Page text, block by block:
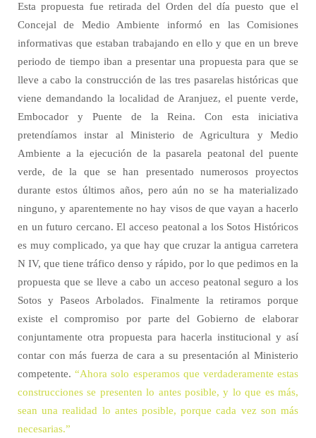
Esta propuesta fue retirada del Orden del día puesto que el
Concejal de Medio Ambiente informó en las Comisiones
informativas que estaban trabajando en ello y que en un breve
periodo de tiempo iban a presentar una propuesta para que se
lleve a cabo la construcción de las tres pasarelas históricas que
viene demandando la localidad de Aranjuez, el puente verde,
Embocador y Puente de la Reina. Con esta iniciativa
pretendíamos instar al Ministerio de Agricultura y Medio
Ambiente a la ejecución de la pasarela peatonal del puente
verde, de la que se han presentado numerosos proyectos
durante estos últimos años, pero aún no se ha materializado
ninguno, y aparentemente no hay visos de que vayan a hacerlo
en un futuro cercano. El acceso peatonal a los Sotos Históricos
es muy complicado, ya que hay que cruzar la antigua carretera
N IV, que tiene tráfico denso y rápido, por lo que pedimos en la
propuesta que se lleve a cabo un acceso peatonal seguro a los
Sotos y Paseos Arbolados. Finalmente la retiramos porque
existe el compromiso por parte del Gobierno de elaborar
conjuntamente otra propuesta para hacerla institucional y así
contar con más fuerza de cara a su presentación al Ministerio
competente.“Ahora solo esperamos que verdaderamente estas
construcciones se presenten lo antes posible, y lo que es más,
sean una realidad lo antes posible, porque cada vez son más
necesarias.”